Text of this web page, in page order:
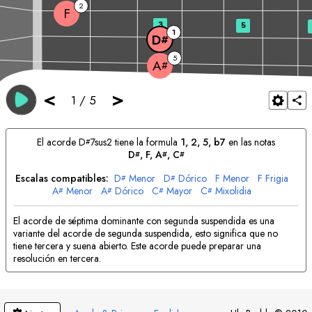
< 1 / 5 >
A# 5
D# 1
F 2
3 5
El acorde D#7sus2 tiene la formula 1, 2, 5, b7 en las notas
D#, F, A#, C#
Escalas compatibles: D# Menor D# Dórico F Menor F Frigia
A# Menor A# Dórico C# Mayor C# Mixolidia
El acorde de séptima dominante con segunda suspendida es una
variante del acorde de segunda suspendida, esto significa que no
tiene tercera y suena abierto. Este acorde puede preparar una
resolución en tercera.